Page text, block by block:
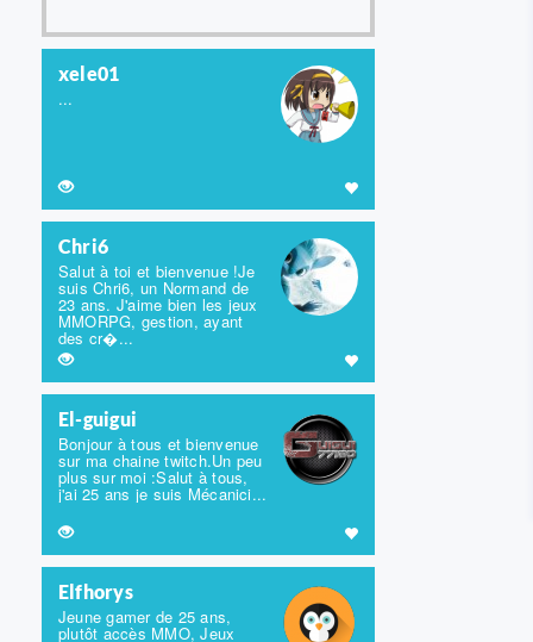
xele01
...
Chri6
Salut à toi et bienvenue !Je
suis Chri6, un Normand de
23 ans. J'aime bien les jeux
MMORPG, gestion, ayant
des cr�...
El-guigui
Bonjour à tous et bienvenue
sur ma chaine twitch.Un peu
plus sur moi :Salut à tous,
j'ai 25 ans je suis Mécanici...
Elfhorys
Jeune gamer de 25 ans,
plutôt accès MMO, Jeux